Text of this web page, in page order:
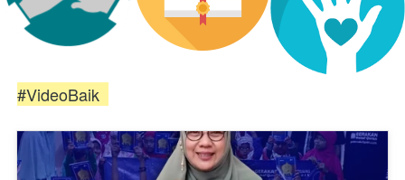
#VideoBaik